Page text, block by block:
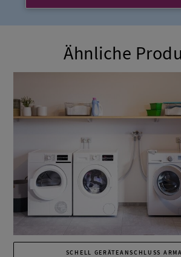
Ähnliche
SCHELL GERÄTEANSCHLUSS